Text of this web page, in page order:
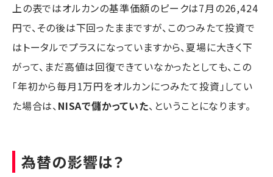
上の表ではオルカンの基準価額のピークは7月の26,424
円で、その後は下回ったままですが、このつみたて投資で
はトータルでプラスになっていますから、夏場に大きく下
がって、まだ高値は回復できていなかったとしても、この
「年初から毎月1万円をオルカンにつみたて投資」してい
た場合は、NISAで儲かっていた、ということになります。
為替の影響は？